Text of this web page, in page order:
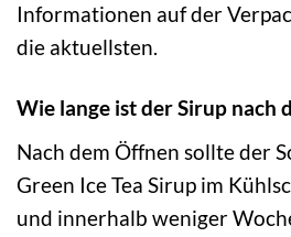
Informationen auf der
die aktuellsten.
Wie lange ist der Sirup nach
Nach dem Öffnen sollte der
Green Ice Tea Sirup im
und innerhalb weniger